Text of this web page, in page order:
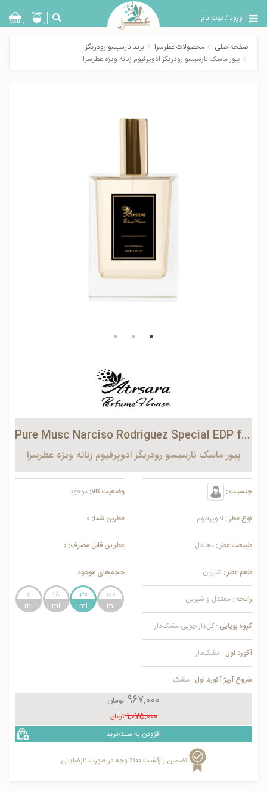
ورود/ثبت نام
بازگشت
0 0
صفحه‌اصلی محصولات عطرسرا
برند نارسیسو رودریگز
پیور ماسک نارسیسو رودریگز ادوپرفیوم زنانه ویژه عطرسرا
Pure Musc Narciso Rodriguez Special EDP for women
پیور ماسک نارسیسو رودریگز ادوپرفیوم زنانه ویژه عطرسرا
جنسیت :
نوع عطر : ادوپرفیوم
طبیعت عطر : معتدل
طعم عطر : شیرین
رایحه : معتدل و شیرین
گروه بویایی : گل‌دار چوبی مشک‌دار
آکورد اول : مشک‌دار
شروع آرپژ آکورد اول : مشک
وضعیت کالا: موجود
عطربن شما: 0
عطر بن قابل مصرف: 0
حجم‌های موجود
100
30
18
2
967,000 تومان
1,075,000 تومان
افزودن به سبدخرید
تضمین بازگشت ۱۰۰٪ وجه در صورت نارضایتی